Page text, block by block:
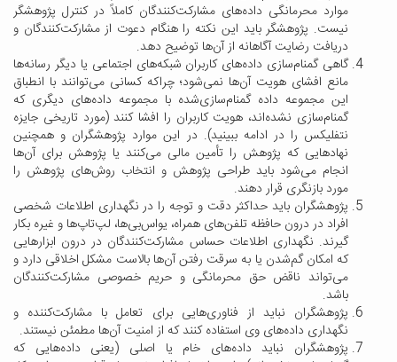
موارد محرمانگی داده‌های مشارکت‌کنندگان کاملاً در کنترل پژوهشگر
نیست. پژوهشگر باید این نکته را هنگام دعوت از مشارکت‌کنندگان و
دریافت رضایت آگاهانه از آن‌ها توضیح دهد.
گاهی گمنام‌سازی داده‌های کاربران شبکه‌های اجتماعی یا دیگر رسانه‌ها
مانع افشای هویت آن‌ها نمی‌شود؛ چراکه کسانی می‌توانند با انطباق
این مجموعه داده گمنام‌سازی‌شده با مجموعه‌ داده‌های دیگری که
گمنام‌سازی نشده‌اند، هویت کاربران را افشا کنند (مورد تاریخی جایزه
نتفلیکس را در ادامه ببینید). در این موارد پژوهشگران و همچنین
نهادهایی که پژوهش را تأمین مالی می‌کنند یا پژوهش برای آن‌ها
انجام می‌شود باید طراحی پژوهش و انتخاب روش‌های پژوهش را
مورد بازنگری قرار دهند.
پژوهشگران باید حداکثر دقت و توجه را در نگهداری اطلاعات شخصی
افراد در درون حافظه تلفن‌های همراه، یو‌اس‌بی‌ها، لپ‌تاپ‌ها و غیره بکار
گیرند. نگهداری اطلاعات حساس مشارکت‌کنندگان در درون ابزارهایی
که امکان گم‌شدن یا به سرقت رفتن آن‌ها بالاست مشکل اخلاقی دارد و
می‌تواند ناقض حق محرمانگی و حریم خصوصی مشارکت‌کنندگان
باشد.
پژوهشگران نباید از فناوری‌هایی برای تعامل با مشارکت‌کننده و
نگهداری داده‌های وی استفاده کنند که از امنیت آن‌ها مطمئن نیستند.
پژوهشگران نباید داده‌های خام یا اصلی (یعنی داده‌هایی که